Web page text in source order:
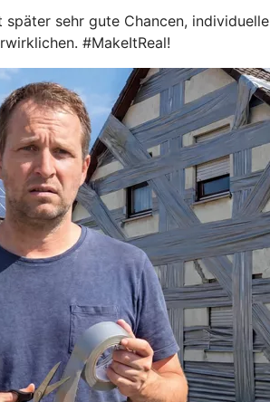
sehr gute Chancen, individuelle
#MakeItReal!